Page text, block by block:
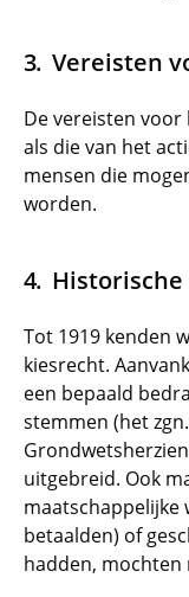
Vereisten
De vereisten voor
als die van het
mensen die
worden.
Tot 1919 kenden
kiesrecht.
een bepaald
stemmen (het
uitgebreid. Ook
maatschappelijke
betaalden) of
hadden, mochten